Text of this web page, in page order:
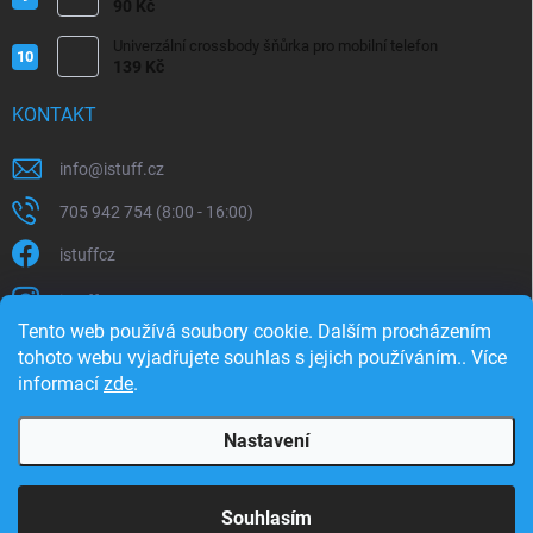
Tento web používá soubory cookie. Dalším procházením
tohoto webu vyjadřujete souhlas s jejich používáním.. Více
informací zde.
Nastavení
Souhlasím
iPhone/iPad 20W
90 Kč
Univerzální crossbody šňůrka pro mobilní telefon
139 Kč
KONTAKT
info@istuff.cz
705 942 754 (8:00 - 16:00)
istuffcz
istuffcz
istuffcz
@istuff.cz
iSTUFF . Všechna práva vyhrazena.